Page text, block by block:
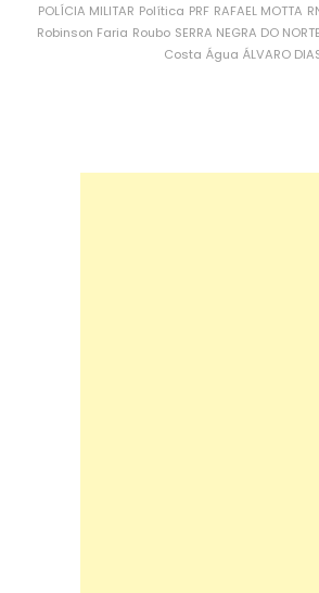
POLÍCIA MILITAR Política PRF RAFAEL MOTTA
Robinson Faria Roubo SERRA NEGRA DO NORTE
Costa Água ÁLVARO